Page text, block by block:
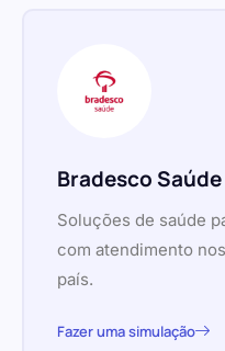
Bradesco Saúde
Soluções de saúde
com atendimento
país.
Fazer uma simulação